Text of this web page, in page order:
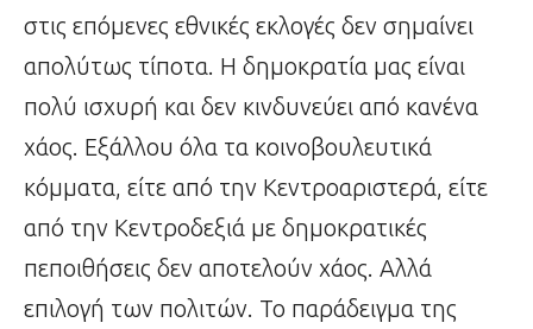
στις επόμενες εθνικές εκλογές δεν σημαίνει
απολύτως τίποτα. Η δημοκρατία μας είναι
πολύ ισχυρή και δεν κινδυνεύει από κανένα
χάος. Εξάλλου όλα τα κοινοβουλευτικά
κόμματα, είτε από την Κεντροαριστερά, είτε
από την Κεντροδεξιά με δημοκρατικές
πεποιθήσεις δεν αποτελούν χάος. Αλλά
επιλογή των πολιτών. Το παράδειγμα της